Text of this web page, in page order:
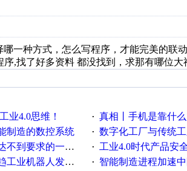
一种方式，怎么写程序，才能完美的联
,找了好多资料 都没找到，求那有哪位大
业4.0思维！ · 真相丨手机是靠什么震动的用
制造的数控系统
· 数字化工厂与传统工厂的
要求的一些因素
·
工业4.0时代产品安
机器人发展迅猛
·
智能制造进程加速中国工业智能